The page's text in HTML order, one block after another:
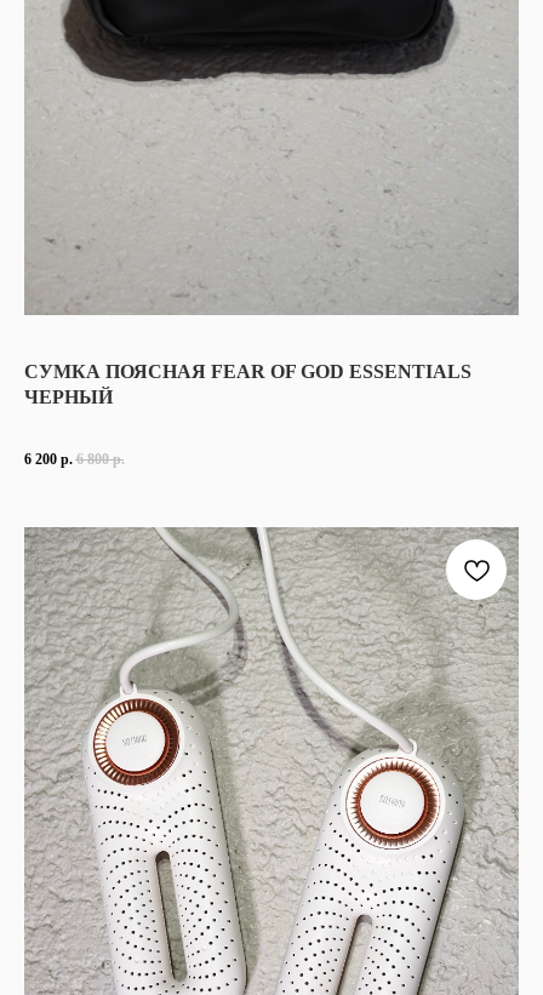
СУМКА ПОЯСНАЯ FEAR OF GOD ESSENTIALS
ЧЕРНЫЙ
6 200 р. 6 800 р.